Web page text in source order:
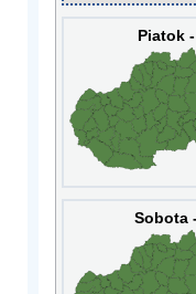
Piatok
Sobota